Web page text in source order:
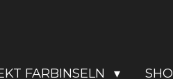
FARBINSELN